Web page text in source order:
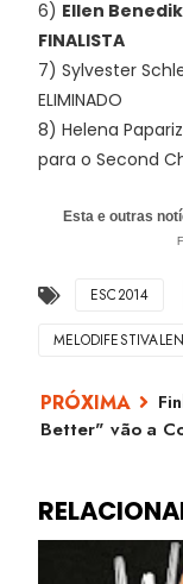
6) Ellen
FINALISTA
7) Sylvester
ELIMINADO
8) Helena
para o Second
Esta e outras
ESC2014
MELODIFESTIVALEN
Better" vão a